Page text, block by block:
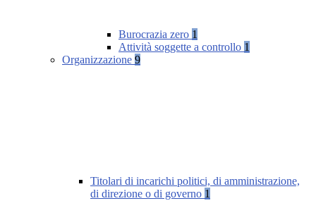
Burocrazia zero 1
Attività soggette a controllo 1
Organizzazione 9
Titolari di incarichi politici, di amministrazione,
di direzione o di governo 1